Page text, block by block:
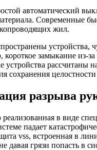
автоматический
Современные
жил.
замыкание из-
устройства
сохранения целостности
разрыва
реализованная в виде
падает
vss, встроенная в
давая грязи попасть в